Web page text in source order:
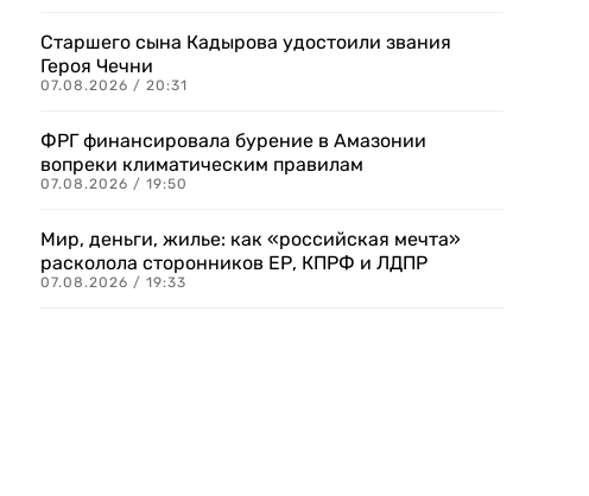
Старшего сына Кадырова удостоили звания
Героя Чечни
07.08.2026 / 20:31
ФРГ финансировала бурение в Амазонии
вопреки климатическим правилам
07.08.2026 / 19:50
Мир, деньги, жилье: как «российская мечта»
расколола сторонников ЕР, КПРФ и ЛДПР
07.08.2026 / 19:33